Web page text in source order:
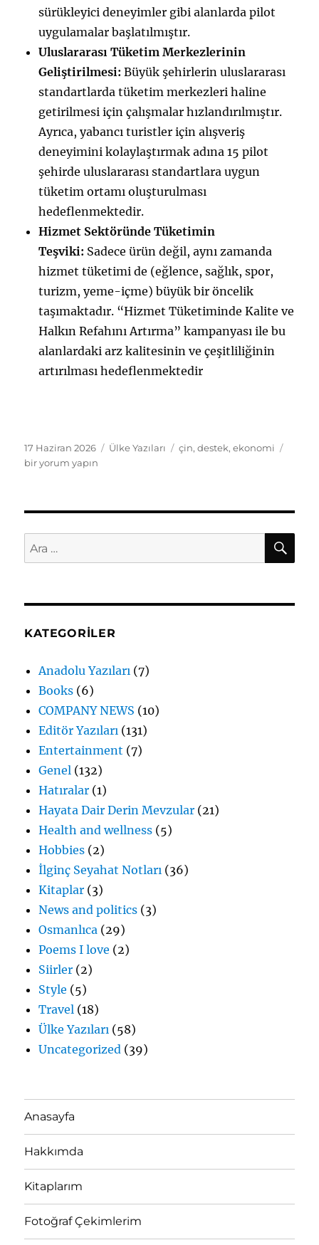
sürükleyici deneyimler gibi alanlarda pilot
uygulamalar başlatılmıştır.
Uluslararası Tüketim Merkezlerinin
Geliştirilmesi: Büyük şehirlerin uluslararası
standartlarda tüketim merkezleri haline
getirilmesi için çalışmalar hızlandırılmıştır.
Ayrıca, yabancı turistler için alışveriş
deneyimini kolaylaştırmak adına 15 pilot
şehirde uluslararası standartlara uygun
tüketim ortamı oluşturulması
hedeflenmektedir.
Hizmet Sektöründe Tüketimin
Teşviki: Sadece ürün değil, aynı zamanda
hizmet tüketimi de (eğlence, sağlık, spor,
turizm, yeme-içme) büyük bir öncelik
taşımaktadır. “Hizmet Tüketiminde Kalite ve
Halkın Refahını Artırma” kampanyası ile bu
alanlardaki arz kalitesinin ve çeşitliliğinin
artırılması hedeflenmektedir
Yayın
tarihi
17 Haziran 2026 Kategoriler
Ülke Yazıları Etiketler
çin,destek,ekonomi
bir yorum yapın
Ara:
KATEGORILER
Anadolu Yazıları (7)
Books (6)
COMPANY NEWS (10)
Editör Yazıları (131)
Entertainment (7)
Genel (132)
Hatıralar (1)
Hayata Dair Derin Mevzular (21)
Health and wellness (5)
Hobbies (2)
İlginç Seyahat Notları (36)
Kitaplar (3)
News and politics (3)
Osmanlıca (29)
Poems I love (2)
Siirler (2)
Style (5)
Travel (18)
Ülke Yazıları (58)
Uncategorized (39)
Anasayfa
Hakkımda
Kitaplarım
Fotoğraf Çekimlerim